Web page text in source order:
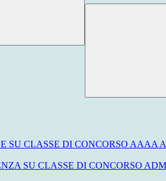
CLASSE DI CONCORSO AAAA
SU CLASSE DI CONCORSO